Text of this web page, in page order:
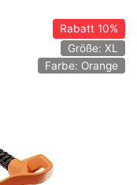
Rabatt10%
Größe: XL
Farbe: Orange